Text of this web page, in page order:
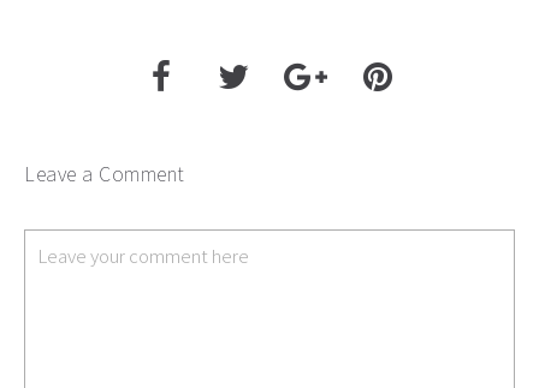
Leave a Comment